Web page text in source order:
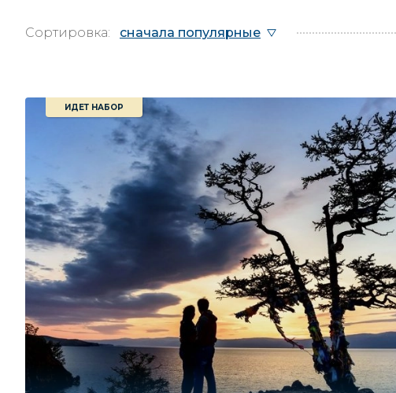
Сортировка: сначала популярные
ИДЕТ НАБОР